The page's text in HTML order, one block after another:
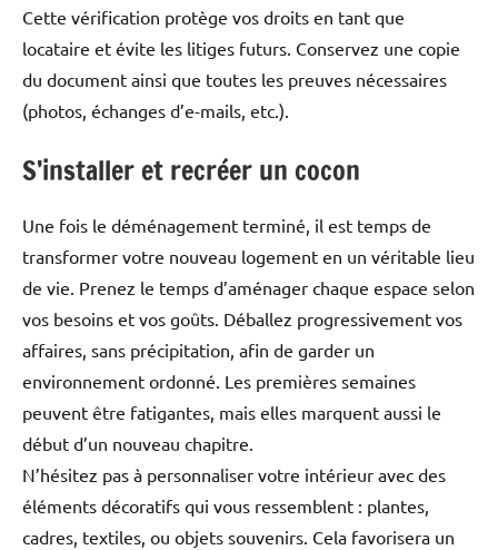
Cette vérification protège vos droits en tant que
locataire et évite les litiges futurs. Conservez une copie
du document ainsi que toutes les preuves nécessaires
(photos, échanges d’e-mails, etc.).
S’installer et recréer un cocon
Une fois le déménagement terminé, il est temps de
transformer votre nouveau logement en un véritable lieu
de vie. Prenez le temps d’aménager chaque espace selon
vos besoins et vos goûts. Déballez progressivement vos
affaires, sans précipitation, afin de garder un
environnement ordonné. Les premières semaines
peuvent être fatigantes, mais elles marquent aussi le
début d’un nouveau chapitre.
N’hésitez pas à personnaliser votre intérieur avec des
éléments décoratifs qui vous ressemblent : plantes,
cadres, textiles, ou objets souvenirs. Cela favorisera un